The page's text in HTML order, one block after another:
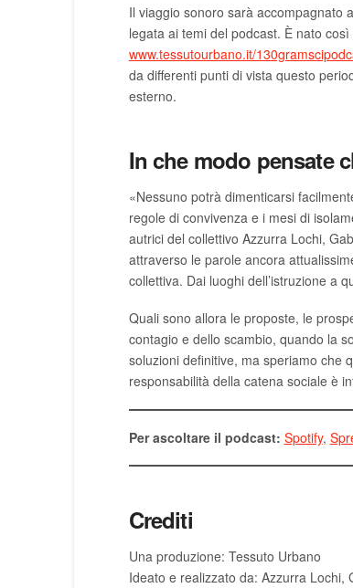
Il viaggio sonoro sarà accompagnato
legata ai temi del podcast. È nato
www.tessutourbano.it/
da differenti punti di vista questo
esterno.
In che modo pensate
«Nessuno potrà dimenticarsi
regole di convivenza e i mesi di
autrici del collettivo Azzurra Lochi,
attraverso le parole ancora
collettiva. Dai luoghi dell’istruzione a
Quali sono allora le proposte, le
contagio e dello scambio, quando la
soluzioni definitive, ma speriamo che
responsabilità della catena sociale è
Per ascoltare il podcast: Spotify,
Crediti
Una produzione: Tessuto Urbano
Ideato e realizzato da: Azzurra Lochi,